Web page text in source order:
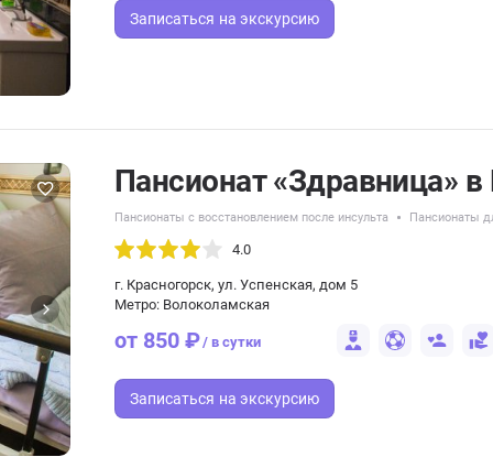
Записаться на экскурсию
Пансионат «Здравница» в
Пансионаты с восстановлением после инсульта Пансионаты
4.0
г. Красногорск, ул. Успенская, дом 5
Метро: Волоколамская
от 850 ₽/ в сутки
Записаться на экскурсию